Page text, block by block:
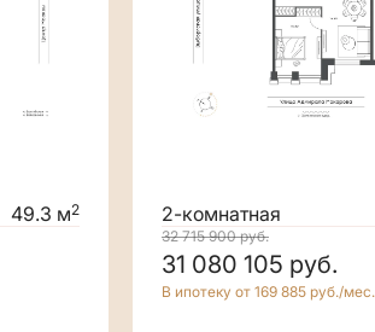
49.3 м2 2-комнатная
32 715 900руб.
31 080 105 руб.
В ипотеку от 169 885 руб./мес.